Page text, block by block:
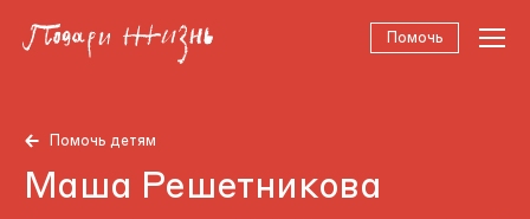
Помочь
Помочь детям
Маша Решетникова